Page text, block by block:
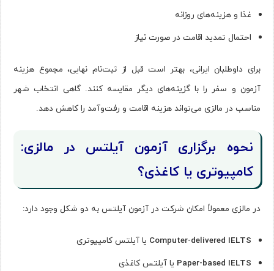
غذا و هزینه‌های روزانه
احتمال تمدید اقامت در صورت نیاز
برای داوطلبان ایرانی، بهتر است قبل از ثبت‌نام نهایی، مجموع هزینه
آزمون و سفر را با گزینه‌های دیگر مقایسه کنند. گاهی انتخاب شهر
مناسب در مالزی می‌تواند هزینه اقامت و رفت‌وآمد را کاهش دهد.
نحوه برگزاری آزمون آیلتس در مالزی:
کامپیوتری یا کاغذی؟
در مالزی معمولاً امکان شرکت در آزمون آیلتس به دو شکل وجود دارد:
Computer-delivered IELTS یا آیلتس کامپیوتری
Paper-based IELTS یا آیلتس کاغذی